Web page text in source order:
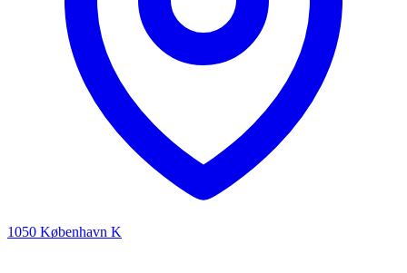
1050 København K